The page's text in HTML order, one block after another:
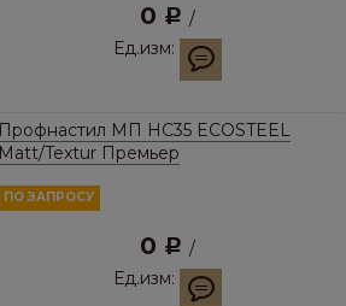
0 Р /
Ед.изм:
Профнастил МП HC35 ECOSTEEL
Matt/Textur Премьер
ПО ЗАПРОСУ
0 Р /
Ед.изм: